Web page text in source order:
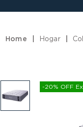
Hogar
-20% OFF